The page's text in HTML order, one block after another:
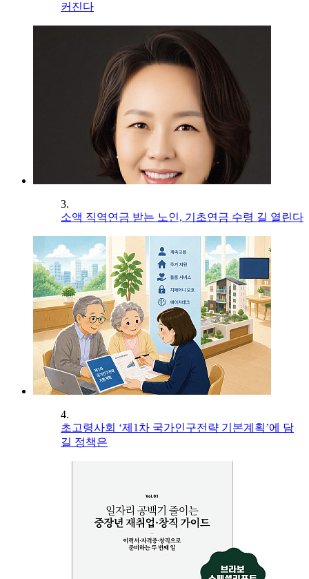
커진다
3.
소액 직역연금 받는 노인, 기초연금 수령 길 열린다
4.
초고령사회 ‘제1차 국가인구전략 기본계획’에 담
길 정책은